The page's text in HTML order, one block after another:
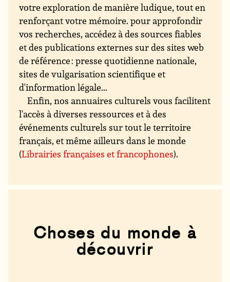
votre exploration de manière ludique, tout en
renforçant votre mémoire. pour approfondir
vos recherches, accédez à des sources fiables
et des publications externes sur des sites web
de référence : presse quotidienne nationale,
sites de vulgarisation scientifique et
d'information légale...
Enfin, nos annuaires culturels vous facilitent
l'accès à diverses ressources et à des
événements culturels sur tout le territoire
français, et même ailleurs dans le monde
(Librairies françaises et francophones).
Choses du monde à
découvrir